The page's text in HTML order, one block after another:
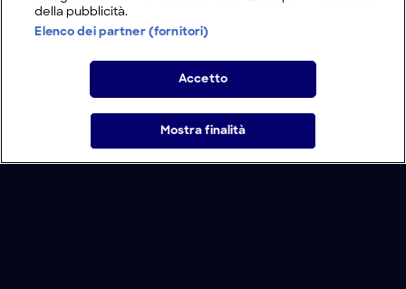
della pubblicità.
Elenco dei partner (fornitori)
Accetto
Mostra finalità